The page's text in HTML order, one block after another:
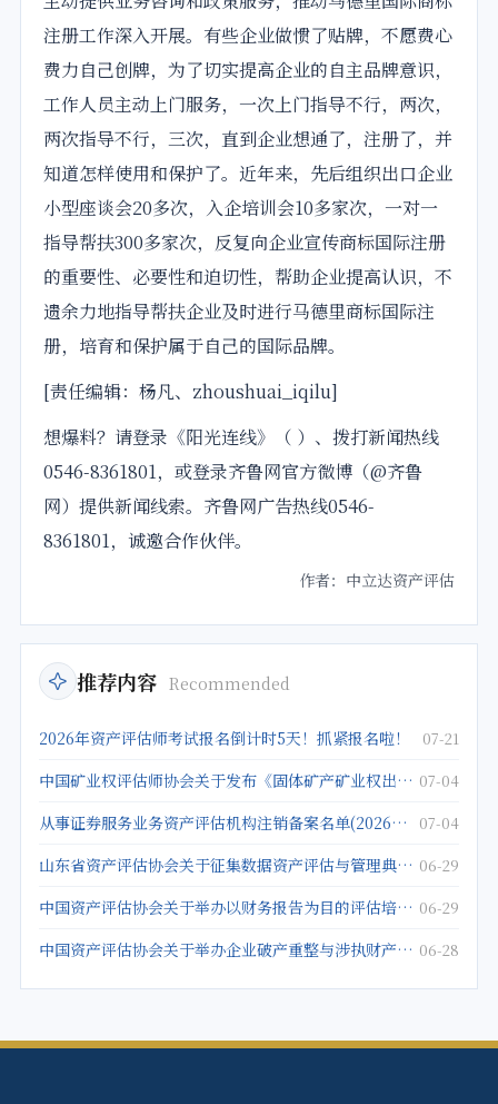
注册工作深入开展。有些企业做惯了贴牌，不愿费心
费力自己创牌，为了切实提高企业的自主品牌意识，
工作人员主动上门服务，一次上门指导不行，两次，
两次指导不行，三次，直到企业想通了，注册了，并
知道怎样使用和保护了。近年来，先后组织出口企业
小型座谈会20多次，入企培训会10多家次，一对一
指导帮扶300多家次，反复向企业宣传商标国际注册
的重要性、必要性和迫切性，帮助企业提高认识，不
遗余力地指导帮扶企业及时进行马德里商标国际注
册，培育和保护属于自己的国际品牌。
[责任编辑： 杨凡、zhoushuai_iqilu]
想爆料？请登录《阳光连线》（ ）、拨打新闻热线
0546-8361801，或登录齐鲁网官方微博（@齐鲁
网）提供新闻线索。齐鲁网广告热线0546-
8361801，诚邀合作伙伴。
作者：中立达资产评估
推荐内容 Recommended
2026年资产评估师考试报名倒计时5天！抓紧报名啦！ 07-21
中国矿业权评估师协会关于发布《固体矿产矿业权出让底价评估应用指南》的公告 07-04
从事证券服务业务资产评估机构注销备案名单(2026年5月25日) 07-04
山东省资产评估协会关于征集数据资产评估与管理典型案例的通知 06-29
中国资产评估协会关于举办以财务报告为目的评估培训班的通知 06-29
中国资产评估协会关于举办企业破产重整与涉执财产评估培训班的通知 06-28